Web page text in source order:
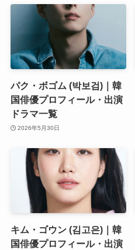
パク・ボゴム (박보검)｜韓
国俳優プロフィール・出演
ドラマ一覧
2026年5月30日
キム・ゴウン (김고은)｜韓
国俳優プロフィール・出演